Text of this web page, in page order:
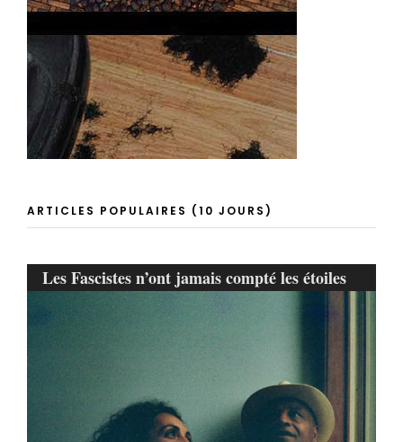
ARTICLES POPULAIRES (10 JOURS)
Les Fascistes n’ont jamais compté les étoiles